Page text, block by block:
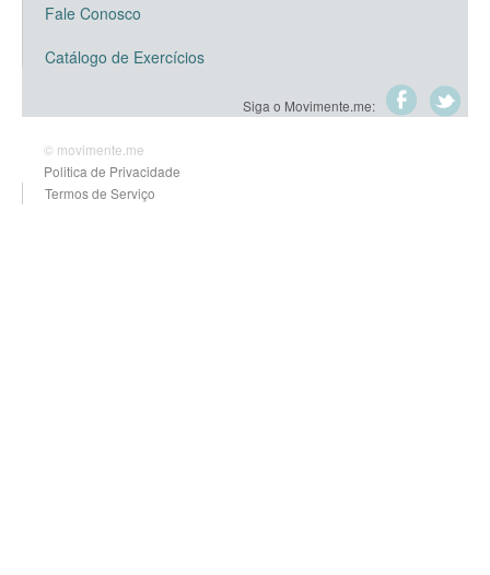
Fale Conosco
Catálogo de Exercícios
Siga o Movimente.me:
© movimente.me
Politica de Privacidade
Termos de Serviço